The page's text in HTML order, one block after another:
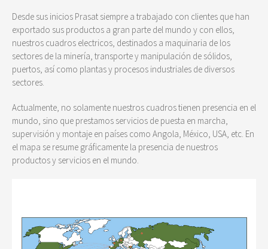
Desde sus inicios Prasat siempre a trabajado con clientes que han
exportado sus productos a gran parte del mundo y con ellos,
nuestros cuadros electricos, destinados a maquinaria de los
sectores de la minería, transporte y manipulación de sólidos,
puertos, así como plantas y procesos industriales de diversos
sectores.
Actualmente, no solamente nuestros cuadros tienen presencia en el
mundo, sino que prestamos servicios de puesta en marcha,
supervisión y montaje en países como Angola, México, USA, etc. En
el mapa se resume gráficamente la presencia de nuestros
productos y servicios en el mundo.